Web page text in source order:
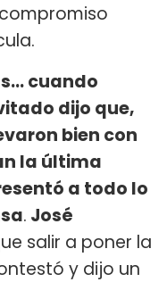
cuando
dijo que,
bien con
la última
a todo lo
. José
salir a poner la
y dijo un